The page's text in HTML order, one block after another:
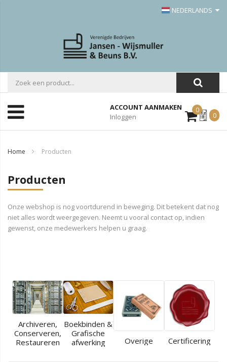
NEDERLANDS
ACCOUNT AANMAKEN
Inloggen
0Mijn
Offerte
0
Home Producten
Producten
Onze webshop is nog voortdurend in beweging. Dit betekent dat nog
niet alles wordt weergegeven. Neemt u vooral contact op, indien
gewenst, onze medewerkers helpen u graag.
Archiveren,
Conserveren,
Restaureren
Boekbinden &
Grafische
afwerking
Overige Certificering